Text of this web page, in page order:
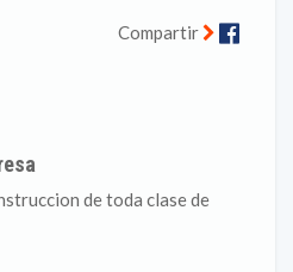
Compartir
de toda clase de